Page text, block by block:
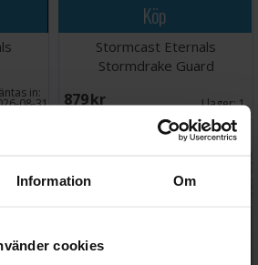
Information Om
cookies
in:
08-31
Köp
Stormcast Eternals
Stormdrake Guard
879 SEK I lager:1